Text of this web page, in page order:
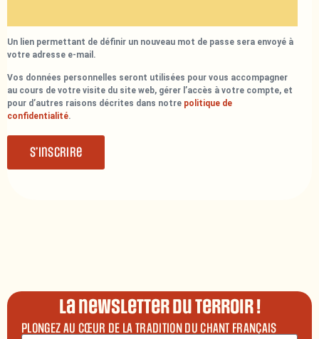
Un lien permettant de définir un nouveau mot de passe sera envoyé à
votre adresse e-mail.
Vos données personnelles seront utilisées pour vous accompagner
au cours de votre visite du site web, gérer l’accès à votre compte, et
pour d’autres raisons décrites dans notre politique de
confidentialité.
S’inscrire
La newsletter du terroir !
PLONGEZ AU CŒUR DE LA TRADITION DU CHANT FRANÇAIS